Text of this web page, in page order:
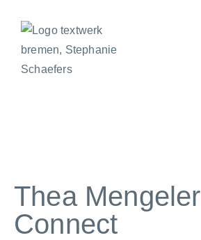
Thea
Connect